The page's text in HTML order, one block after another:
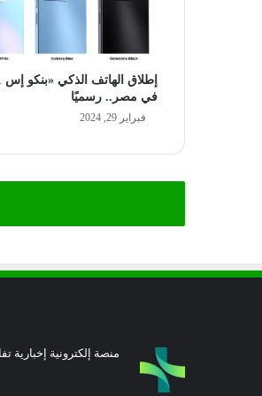
في مصر.. رسميًا
فبراير 29, 2024
منصة إلكترونية إخبارية